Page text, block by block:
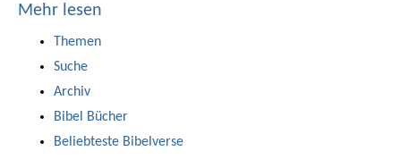
Mehr lesen
Themen
Suche
Archiv
Bibel Bücher
Beliebteste Bibelverse